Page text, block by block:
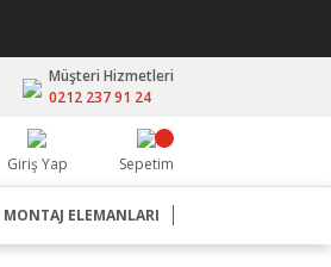
Müşteri Hizmetleri
0212 237 91 24
Giriş Yap Sepetim
MONTAJ ELEMANLARI